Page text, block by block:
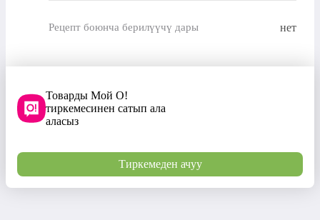
Рецепт боюнча берилүүчү дары нет
Товарды Мой О!
тиркемесинен сатып ала
аласыз
Тиркемеден ачуу